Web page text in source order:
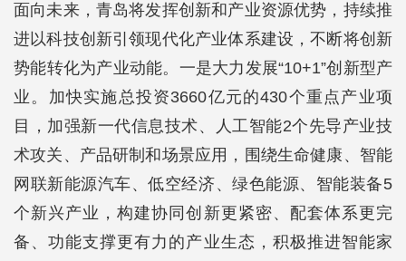
面向未来，青岛将发挥创新和产业资源优势，持续推
进以科技创新引领现代化产业体系建设，不断将创新
势能转化为产业动能。一是大力发展“10+1”创新型产
业。加快实施总投资3660亿元的430个重点产业项
目，加强新一代信息技术、人工智能2个先导产业技
术攻关、产品研制和场景应用，围绕生命健康、智能
网联新能源汽车、低空经济、绿色能源、智能装备5
个新兴产业，构建协同创新更紧密、配套体系更完
备、功能支撑更有力的产业生态，积极推进智能家